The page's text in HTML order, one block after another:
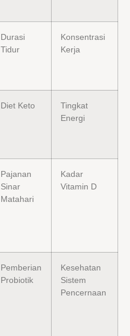
Durasi
Tidur
Konsentrasi
Kerja
Diet Keto
Tingkat
Energi
Pajanan
Sinar
Matahari
Kadar
Vitamin D
Pemberian
Probiotik
Kesehatan
Sistem
Pencernaan